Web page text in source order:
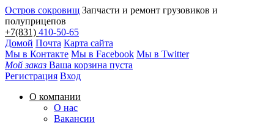
Остров сокровищ Запчасти и ремонт грузовиков и
полуприцепов
+7(831) 410-50-65
Домой Почта Карта сайта
Мы в Контакте Мы в Facebook Мы в Twitter
Мой заказ Ваша корзина пуста
Регистрация Вход
О компании
О нас
Вакансии